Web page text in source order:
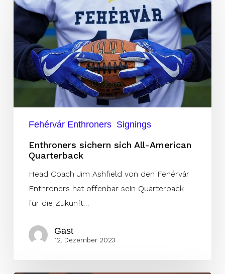
sichern
sich
All-
American
Quarterback
Fehérvár Enthroners Signings
Enthroners sichern sich All-American
Quarterback
Head Coach Jim Ashfield von den Fehérvár
Enthroners hat offenbar sein Quarterback
für die Zukunft…
Gast
12. Dezember 2023